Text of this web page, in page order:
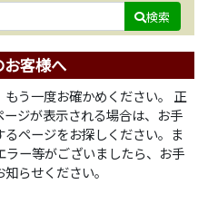
検索
客様へ
う一度お確かめください。 正
ジが表示される場合は、お手
ページをお探しください。ま
ー等がございましたら、お手
らせください。